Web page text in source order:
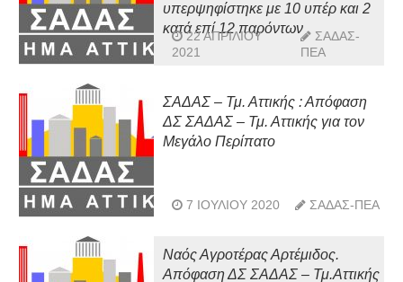
υπερψηφίστηκε με 10 υπέρ και 2
κατά επί 12 παρόντων
22 ΑΠΡΙΛΊΟΥ
2021
ΣΑΔΑΣ-
ΠΕΑ
ΣΑΔΑΣ – Τμ. Αττικής : Απόφαση
ΔΣ ΣΑΔΑΣ – Τμ. Αττικής για τον
Μεγάλο Περίπατο
7 ΙΟΥΛΊΟΥ 2020 ΣΑΔΑΣ-ΠΕΑ
Ναός Αγροτέρας Αρτέμιδος.
Απόφαση ΔΣ ΣΑΔΑΣ – Τμ.Αττικής